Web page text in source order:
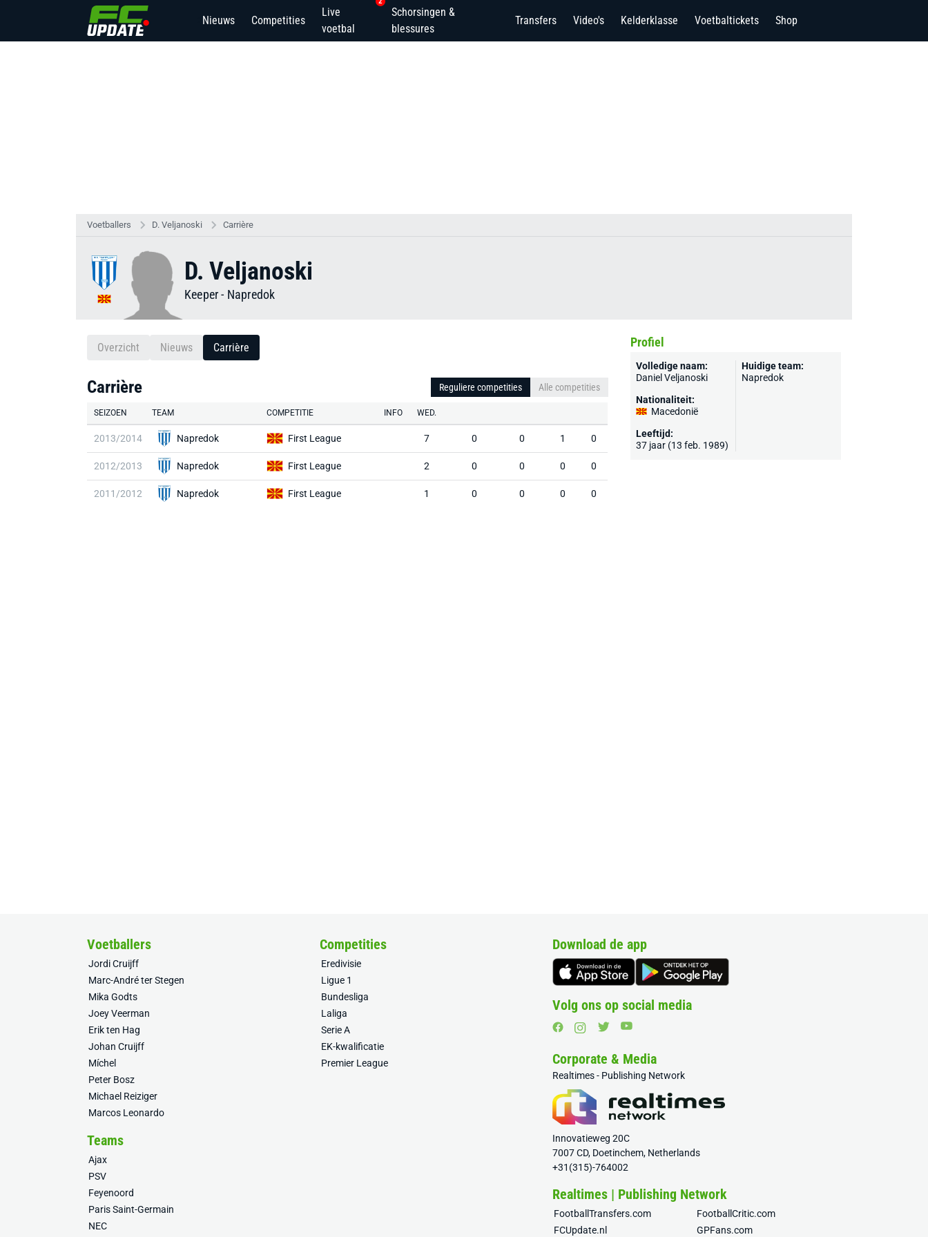
Nieuws Competities
Live
voetbal
Schorsingen &
blessures
Transfers Video's Kelderklasse Voetbaltickets Shop
Voetballers D. Veljanoski Carrière
D. Veljanoski
Keeper- Napredok
Overzicht Nieuws Carrière
Carrière Reguliere competities Alle competities
SEIZOEN TEAM COMPETITIE INFO WED.
2013/2014 Napredok First League 7 0 0 1 0
2012/2013 Napredok First League 2 0 0 0 0
2011/2012 Napredok First League 1 0 0 0 0
Profiel
Volledige naam:
Daniel Veljanoski
Nationaliteit:
Macedonië
Leeftijd:
37 jaar (13 feb. 1989)
Huidige team:
Napredok
Voetballers
Jordi Cruijff
Marc-André ter Stegen
Mika Godts
Joey Veerman
Erik ten Hag
Johan Cruijff
Míchel
Peter Bosz
Michael Reiziger
Marcos Leonardo
Competities
Eredivisie
Ligue 1
Bundesliga
Laliga
Serie A
EK-kwalificatie
Premier League
Teams
Ajax
PSV
Feyenoord
Paris Saint-Germain
NEC
Download de app
Volg ons op social media
Corporate & Media
Realtimes - Publishing Network
Innovatieweg 20C
7007 CD, Doetinchem, Netherlands
+31(315)-764002
Realtimes | Publishing Network
FootballTransfers.com
FootballCritic.com
FCUpdate.nl
GPFans.com